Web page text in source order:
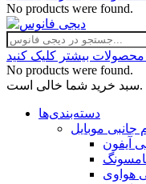
No products were found.
No products were found.
سبد خرید شما خالی است.
دسته‌بندی‌ها
جانبی موبایل
آیفون
هواوی